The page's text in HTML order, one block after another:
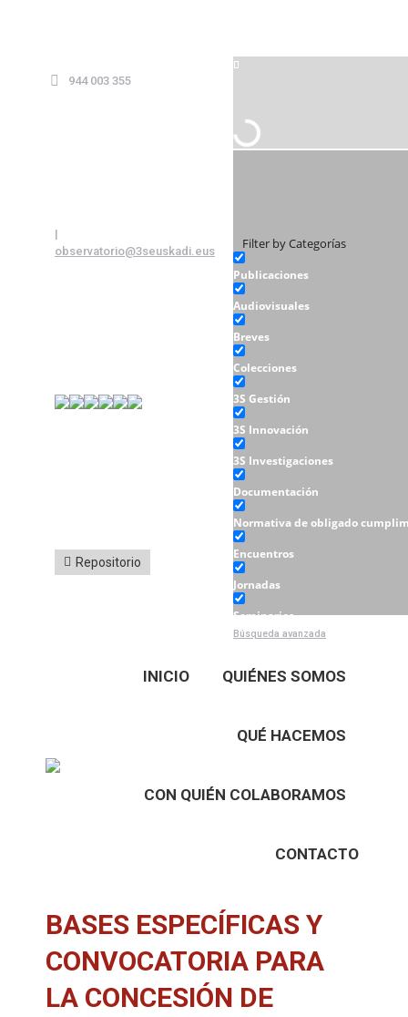
944 003 355
|
observatorio@3seuskadi.eus
Repositorio
Filter by Categorías
Publicaciones
Audiovisuales
Breves
Colecciones
3S Gestión
3S Innovación
3S Investigaciones
Documentación
Normativa de obligado
Encuentros
Jornadas
Seminarios
Búsqueda avanzada
INICIO QUIÉNES SOMOS
QUÉ HACEMOS
CON QUIÉN COLABORAMOS
CONTACTO
BASES ESPECÍFICAS Y
CONVOCATORIA PARA
LA CONCESIÓN DE